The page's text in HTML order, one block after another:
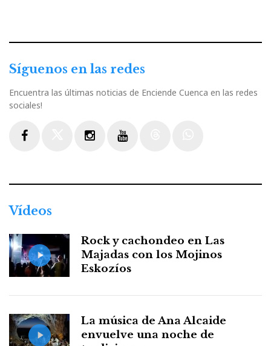
Síguenos en las redes
Encuentra las últimas noticias de Enciende Cuenca en las redes
sociales!
Vídeos
Rock y cachondeo en Las
Majadas con los Mojinos
Eskozíos
La música de Ana Alcaide
envuelve una noche de